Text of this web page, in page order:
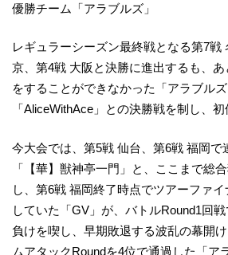
優勝チーム「アラブルズ」
レギュラーシーズン最終戦となる第7戦
京、第4戦 大阪と決勝に進出するも、
をすることができなかった「アラブルズ
「AliceWithAce」との決勝戦を制し、
今大会では、第5戦 仙台、第6戦 福岡で
「【華】獣神亭一門」と、ここまで総
し、第6戦 福岡終了時点でツアーファ
していた「GV」が、バトルRound1回
負けを喫し、早期敗退する波乱の幕開
ムアタックRoundを4位で通過した「ア